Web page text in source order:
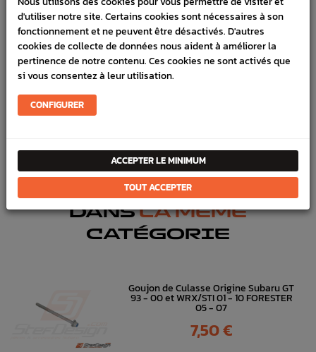
VÉHICULES COMPATIBLE
SCHÉMA CONSTRUCTEUR
Marque :SUBARU
Référence :4393
Climatisation & Chauffage
Pièce origine constructeur
DANSLA MÊME
CATÉGORIE
Goujon de Culasse Origine Subaru GT
93 - 00 et WRX/STI 01 - 10 FORESTER
05 - 07
Prix
7,50 €
d'utiliser notre site. Certains cookies sont nécessaires à son
fonctionnement et ne peuvent être désactivés. D'autres
cookies de collecte de données nous aident à améliorer la
pertinence de notre contenu. Ces cookies ne sont activés que
si vous consentez à leur utilisation.
CONFIGURER
ACCEPTER LE MINIMUM
TOUT ACCEPTER